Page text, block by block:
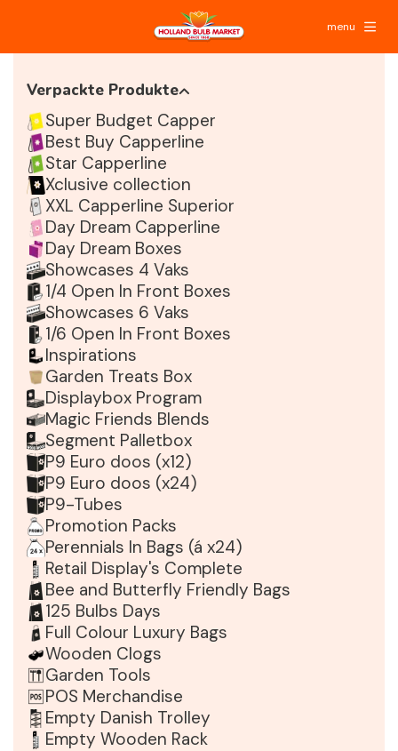
menu
Verpackte Produkte
Super Budget Capper
Best Buy Capperline
Star Capperline
Xclusive collection
XXL Capperline Superior
Day Dream Capperline
Day Dream Boxes
Showcases 4 Vaks
1/4 Open In Front Boxes
Showcases 6 Vaks
1/6 Open In Front Boxes
Inspirations
Garden Treats Box
Displaybox Program
Magic Friends Blends
Segment Palletbox
P9 Euro doos (x12)
P9 Euro doos (x24)
P9-Tubes
Promotion Packs
Perennials In Bags (á x24)
Retail Display's Complete
Bee and Butterfly Friendly Bags
125 Bulbs Days
Full Colour Luxury Bags
Wooden Clogs
Garden Tools
POS Merchandise
Empty Danish Trolley
Empty Wooden Rack